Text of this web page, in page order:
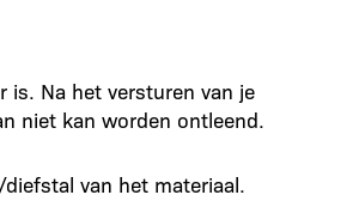
is. Na het versturen van je
niet kan worden ontleend.
van het materiaal.